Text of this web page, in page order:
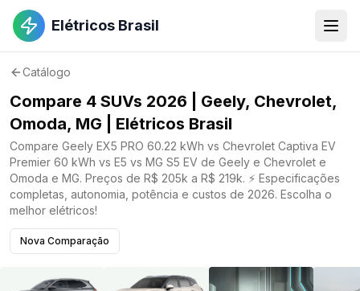
Elétricos Brasil
Catálogo
Compare 4 SUVs 2026 | Geely, Chevrolet,
Omoda, MG | Elétricos Brasil
Compare Geely EX5 PRO 60.22 kWh vs Chevrolet Captiva EV
Premier 60 kWh vs E5 vs MG S5 EV de Geely e Chevrolet e
Omoda e MG. Preços de R$ 205k a R$ 219k. ⚡ Especificações
completas, autonomia, potência e custos de 2026. Escolha o
melhor elétricos!
Nova Comparação